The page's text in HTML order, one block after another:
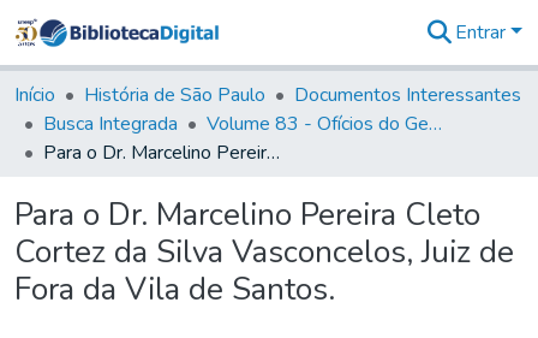
Entrar
Início História de São Paulo
Documentos Interessantes
Busca Integrada
Volume 83 - Ofícios do General Martim Lopes Lobo de Saldanha (Governador da Capitania): 1780- 1782
Para o Dr. Marcelino Pereira Cleto Cortez da Silva Vasconcelos, Juiz de Fora da Vila de Santos.
Para o Dr. Marcelino Pereira Cleto
Cortez da Silva Vasconcelos, Juiz de
Fora da Vila de Santos.